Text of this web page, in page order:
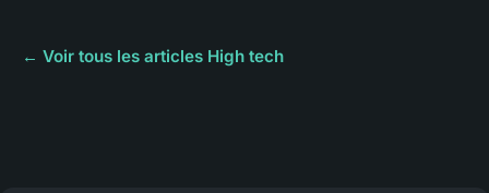
← Voir tous les articles High tech